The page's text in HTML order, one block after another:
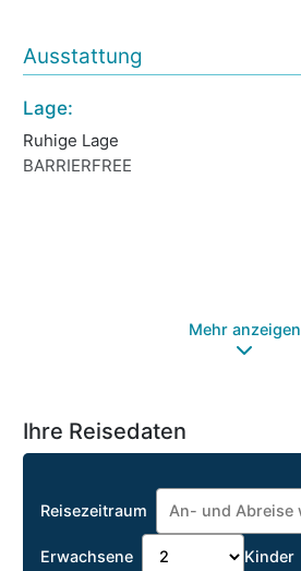
Ausstattung
Lage:
Ruhige Lage
BARRIERFREE
Mehr anzeigen
Ihre Reisedaten
Reisezeitraum
Erwachsene Kinder